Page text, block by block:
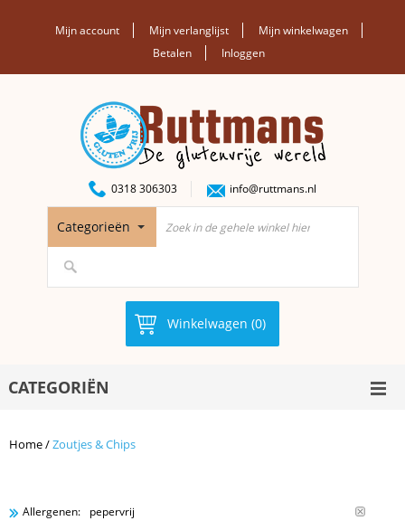
Mijn account Mijn verlanglijst
Mijn winkelwagen
Betalen
Inloggen
0318 306303 info@ruttmans.nl
Categorieën
Winkelwagen (0)
CATEGORIËN
Home/Zoutjes & Chips
Allergenen: pepervrij